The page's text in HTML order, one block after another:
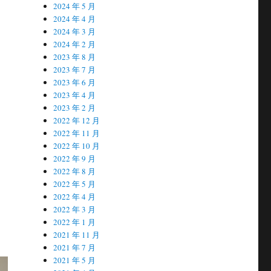
2024 年 5 月
2024 年 4 月
2024 年 3 月
2024 年 2 月
2023 年 8 月
2023 年 7 月
2023 年 6 月
2023 年 4 月
2023 年 2 月
2022 年 12 月
2022 年 11 月
2022 年 10 月
2022 年 9 月
2022 年 8 月
2022 年 5 月
2022 年 4 月
2022 年 3 月
2022 年 1 月
2021 年 11 月
2021 年 7 月
2021 年 5 月